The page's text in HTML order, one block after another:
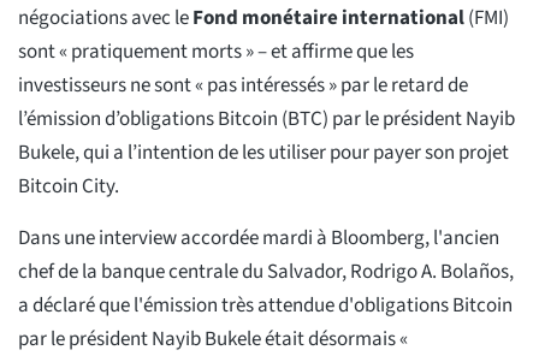
négociations avec leFond monétaire international(FMI)
sont « pratiquement morts » – et affirme que les
investisseurs ne sont « pas intéressés » par le retard de
l’émission d’obligations Bitcoin (BTC) par le président Nayib
Bukele, qui a l’intention de les utiliser pour payer son projet
Bitcoin City.
Dans une interview accordée mardi à Bloomberg, l'ancien
chef de la banque centrale du Salvador, Rodrigo A. Bolaños,
a déclaré que l'émission très attendue d'obligations Bitcoin
par le président Nayib Bukele était désormais «